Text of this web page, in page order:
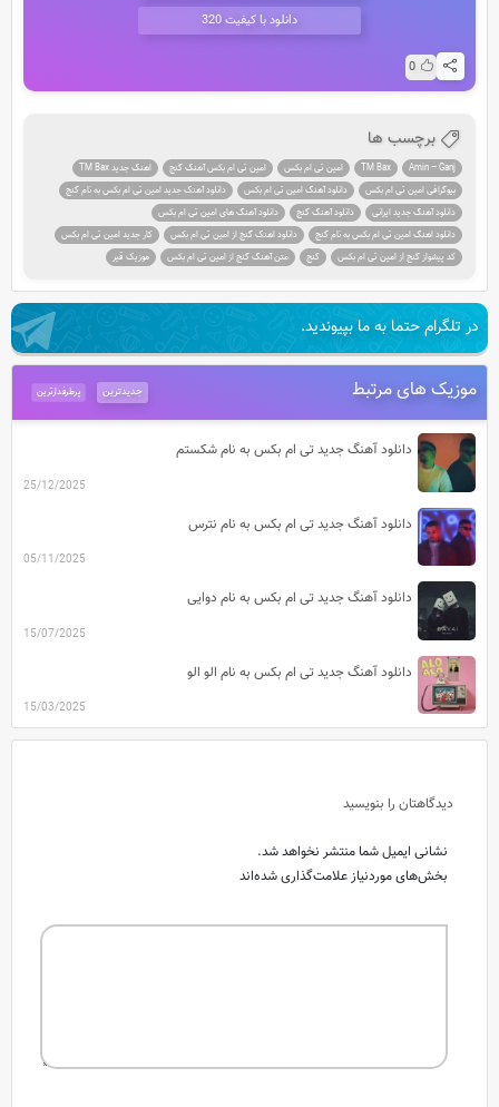
دانلود با کیفیت 320
0
برچسب ها
Amin – Ganj
TM Bax امین تی ام بکس امین تی ام بکس آهنگ گنج
اهنگ جدید TM Bax
بیوگرافی امین تی ام بکس
دانلود آهنگ امین تی ام بکس
دانلود آهنگ جدید امین تی ام بکس به نام گنج
دانلود آهنگ جدید ایرانی
دانلود آهنگ گنج
دانلود آهنگ های امین تی ام بکس
دانلود اهنگ امین تی ام بکس به نام گنج
دانلود اهنگ گنج از امین تی ام بکس
کار جدید امین تی ام بکس
کد پیشواز گنج از امین تی ام بکس
گنج متن آهنگ گنج از امین تی ام بکس موزیک قیر
در تلگرام حتما به ما بپیوندید.
موزیک های مرتبط پرطرفدارترین جدیدترین
دانلود آهنگ جدید تی ام بکس به نام شکستم
25/12/2025
دانلود آهنگ جدید تی ام بکس به نام نترس
05/11/2025
دانلود آهنگ جدید تی ام بکس به نام دوایی
15/07/2025
دانلود آهنگ جدید تی ام بکس به نام الو الو
15/03/2025
دیدگاهتان را بنویسید
نشانی ایمیل شما منتشر نخواهد شد.
بخش‌های موردنیاز علامت‌گذاری شده‌اند